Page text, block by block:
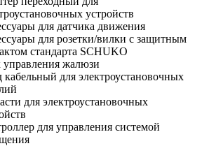
устройств
для датчика движения
для розетки/вилки с защитным
стандарта SCHUKO
управления жалюзи
кабельный для электроустановочных
для электроустановочных
для управления системой